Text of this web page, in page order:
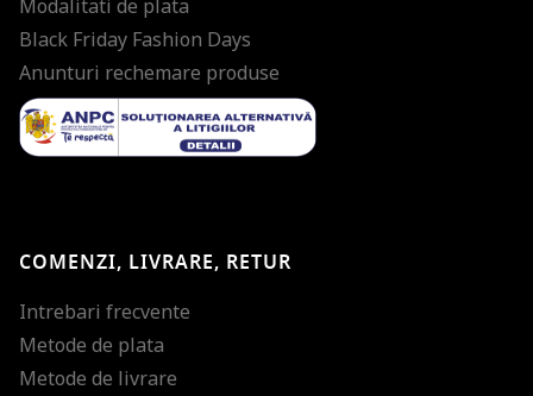
Modalitati de plata
Black Friday Fashion Days
Anunturi rechemare produse
COMENZI, LIVRARE, RETUR
Intrebari frecvente
Metode de plata
Metode de livrare